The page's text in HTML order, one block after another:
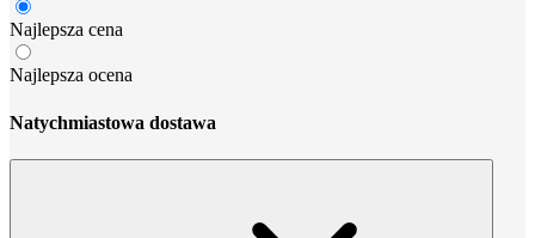
Najlepsza cena
Najlepsza ocena
Natychmiastowa dostawa